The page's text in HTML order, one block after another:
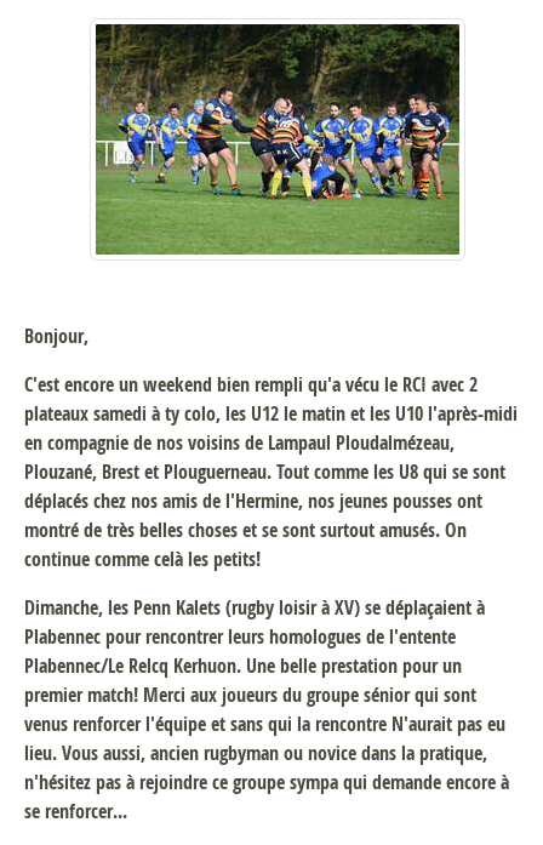
Bonjour,
C'est encore un weekend bien rempli qu'a vécu le RCI avec 2
plateaux samedi à ty colo, les U12 le matin et les U10 l'après-midi
en compagnie de nos voisins de Lampaul Ploudalmézeau,
Plouzané, Brest et Plouguerneau. Tout comme les U8 qui se sont
déplacés chez nos amis de l'Hermine, nos jeunes pousses ont
montré de très belles choses et se sont surtout amusés. On
continue comme celà les petits!
Dimanche, les Penn Kalets (rugby loisir à XV) se déplaçaient à
Plabennec pour rencontrer leurs homologues de l'entente
Plabennec/Le Relcq Kerhuon. Une belle prestation pour un
premier match! Merci aux joueurs du groupe sénior qui sont
venus renforcer l'équipe et sans qui la rencontre N'aurait pas eu
lieu. Vous aussi, ancien rugbyman ou novice dans la pratique,
n'hésitez pas à rejoindre ce groupe sympa qui demande encore à
se renforcer...